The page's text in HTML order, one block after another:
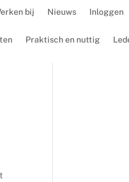
bij Nieuws Inloggen
Praktisch en nuttig